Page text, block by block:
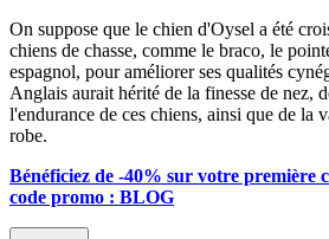
On suppose que le chien d'Oysel a été
chiens de chasse, comme le braco, le
espagnol, pour améliorer ses qualités
Anglais aurait hérité de la finesse de nez,
l'endurance de ces chiens, ainsi que de la
robe.
Bénéficiez de -40% sur votre première
code promo : BLOG